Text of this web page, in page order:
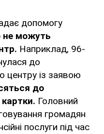
допомогу
не можуть
Наприклад, 96-
до
центру із заявою
до
картки. Головний
громадян
послуги під час